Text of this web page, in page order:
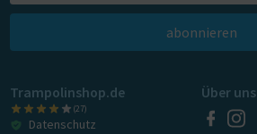
abonnieren
Trampolinshop.de
(27)
Datenschutz
Über uns